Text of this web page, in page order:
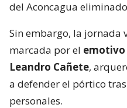
del Aconcagua
Sin embargo, la jornada
marcada por el emotivo
Leandro Cañete,
a defender el pórtico
personales.